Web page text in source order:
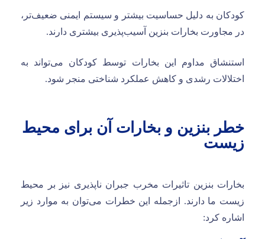
کودکان به دلیل حساسیت بیشتر و سیستم ایمنی ضعیف‌تر،
در مجاورت بخارات بنزین آسیب‌پذیری بیشتری دارند.
استنشاق مداوم این بخارات توسط کودکان می‌تواند به
اختلالات رشدی و کاهش عملکرد شناختی منجر شود.
خطر بنزین و بخارات آن برای محیط
زیست
بخارات بنزین تاثیرات مخرب جبران ناپذیری نیز بر محیط
زیست ما دارند. ازجمله این خطرات می‌توان به موارد زیر
اشاره کرد: